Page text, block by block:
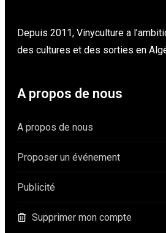
Depuis 2011, Vinyculture a
des cultures et des sorties en
A propos de nous
A propos de nous
Proposer un événement
Publicité
Supprimer mon compte